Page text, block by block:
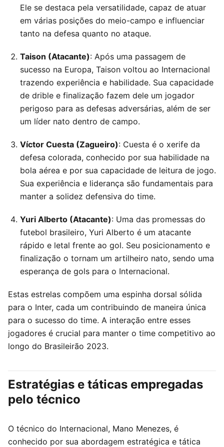
Ele se destaca pela versatilidade, capaz de atuar
em várias posições do meio-campo e influenciar
tanto na defesa quanto no ataque.
Taison (Atacante): Após uma passagem de
sucesso na Europa, Taison voltou ao Internacional
trazendo experiência e habilidade. Sua capacidade
de drible e finalização fazem dele um jogador
perigoso para as defesas adversárias, além de ser
um líder nato dentro de campo.
Víctor Cuesta (Zagueiro): Cuesta é o xerife da
defesa colorada, conhecido por sua habilidade na
bola aérea e por sua capacidade de leitura de jogo.
Sua experiência e liderança são fundamentais para
manter a solidez defensiva do time.
Yuri Alberto (Atacante): Uma das promessas do
futebol brasileiro, Yuri Alberto é um atacante
rápido e letal frente ao gol. Seu posicionamento e
finalização o tornam um artilheiro nato, sendo uma
esperança de gols para o Internacional.
Estas estrelas compõem uma espinha dorsal sólida
para o Inter, cada um contribuindo de maneira única
para o sucesso do time. A interação entre esses
jogadores é crucial para manter o time competitivo ao
longo do Brasileirão 2023.
Estratégias e táticas empregadas
pelo técnico
O técnico do Internacional, Mano Menezes, é
conhecido por sua abordagem estratégica e tática